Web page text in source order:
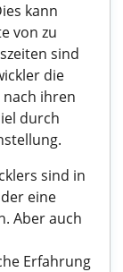
kann
von zu
sind
die
ihren
durch
sind in
eine
Aber auch
Erfahrung